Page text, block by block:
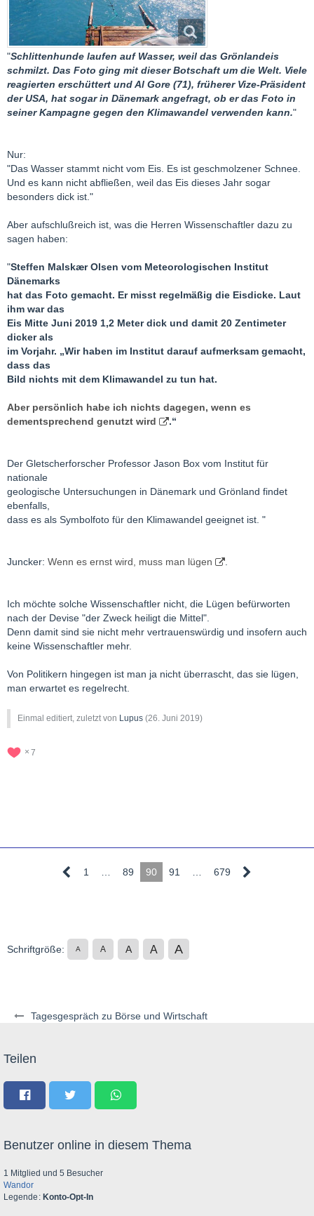
Tagesgespräch zu Börse und Wirtschaft
"Schlittenhunde laufen auf Wasser, weil das Grönlandeis
schmilzt. Das Foto ging mit dieser Botschaft um die Welt. Viele
reagierten erschüttert und Al Gore (71), früherer Vize-Präsident
der USA, hat sogar in Dänemark angefragt, ob er das Foto in
seiner Kampagne gegen den Klimawandel verwenden kann."
Nur:
"Das Wasser stammt nicht vom Eis. Es ist geschmolzener Schnee.
Und es kann nicht abfließen, weil das Eis dieses Jahr sogar
besonders dick ist."
Aber aufschlußreich ist, was die Herren Wissenschaftler dazu zu
sagen haben:
"Steffen Malskær Olsen vom Meteorologischen Institut
Dänemarks
hat das Foto gemacht. Er misst regelmäßig die Eisdicke. Laut
ihm war das
Eis Mitte Juni 2019 1,2 Meter dick und damit 20 Zentimeter
dicker als
im Vorjahr. „Wir haben im Institut darauf aufmerksam gemacht,
dass das
Bild nichts mit dem Klimawandel zu tun hat.
Aber persönlich habe ich nichts dagegen, wenn es
dementsprechend genutzt wird
.“
Der Gletscherforscher Professor Jason Box vom Institut für
nationale
geologische Untersuchungen in Dänemark und Grönland findet
ebenfalls,
dass es als Symbolfoto für den Klimawandel geeignet ist. "
Juncker: Wenn es ernst wird, muss man lügen
Ich möchte solche Wissenschaftler nicht, die Lügen befürworten
nach der Devise "der Zweck heiligt die Mittel".
Denn damit sind sie nicht mehr vertrauenswürdig und insofern auch
keine Wissenschaftler mehr.
Von Politikern hingegen ist man ja nicht überrascht, das sie lügen,
man erwartet es regelrecht.
Einmal editiert, zuletzt von Lupus (26. Juni 2019)
7
1 89 90 91 679
Schriftgröße: A A A A A
Teilen
Benutzer online in diesem Thema
1 Mitglied und 5 Besucher
Wandor
Legende
Konto-Opt-In